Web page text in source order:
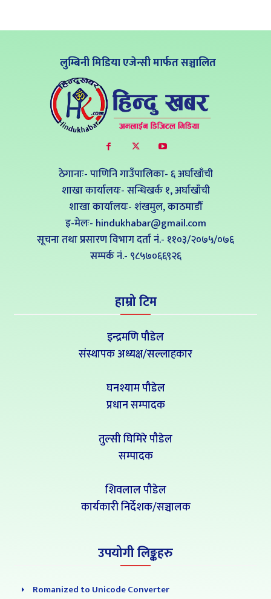
लुम्बिनी मिडिया एजेन्सी मार्फत सञ्चालित
ठेगानाः- पाणिनि गाउँपालिका- ६ अर्घाखाँची
शाखा कार्यालयः- सन्धिखर्क १, अर्घाखाँची
शाखा कार्यालयः- शंखमुल, काठमाडौँ
इ-मेलः- hindukhabar@gmail.com
सूचना तथा प्रसारण विभाग दर्ता नं.- ११०३/२०७५/०७६
सम्पर्क नं‍.- ९८५७०६६९२६
हाम्रो टिम
इन्द्रमणि पौडेल
संस्थापक अध्यक्ष/सल्लाहकार
घनश्याम पौडेल
प्रधान सम्पादक
तुल्सी घिमिरे पौडेल
सम्पादक
शिवलाल पौडेल
कार्यकारी निर्देशक/सञ्चालक
उपयोगी लिङ्कहरु
Romanized to Unicode Converter